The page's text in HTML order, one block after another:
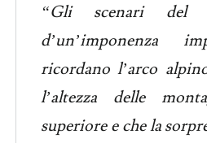
“Gli scenari del
d’un’imponenza
ricordano l’arco
l’altezza delle
superiore e che la